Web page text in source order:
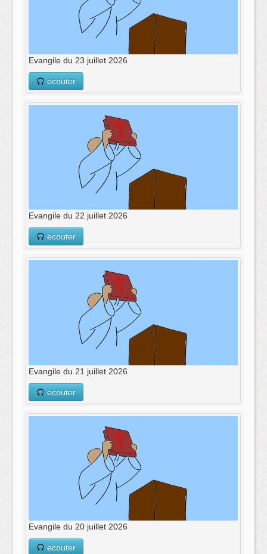
Evangile du 23 juillet 2026
ecouter
Evangile du 22 juillet 2026
ecouter
Evangile du 21 juillet 2026
ecouter
Evangile du 20 juillet 2026
ecouter